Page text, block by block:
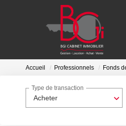
Accueil Professionnels Fonds
Acheter
Type de transaction